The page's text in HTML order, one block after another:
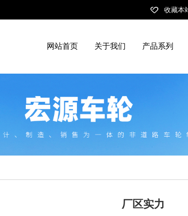
收藏本
网站首页 关于我们 产品系列
厂区实力